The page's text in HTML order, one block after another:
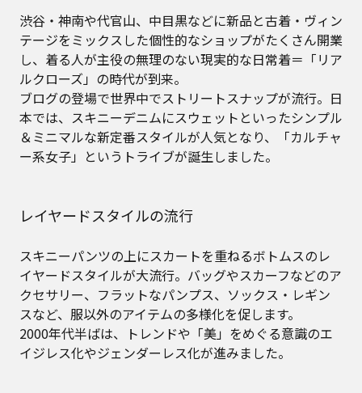
渋谷・神南や代官山、中目黒などに新品と古着・ヴィン
テージをミックスした個性的なショップがたくさん開業
し、着る人が主役の無理のない現実的な日常着＝「リア
ルクローズ」の時代が到来。
ブログの登場で世界中でストリートスナップが流行。日
本では、スキニーデニムにスウェットといったシンプル
＆ミニマルな新定番スタイルが人気となり、「カルチャ
ー系女子」というトライブが誕生しました。
レイヤードスタイルの流行
スキニーパンツの上にスカートを重ねるボトムスのレ
イヤードスタイルが大流行。バッグやスカーフなどのア
クセサリー、フラットなパンプス、ソックス・レギン
スなど、服以外のアイテムの多様化を促します。
2000年代半ばは、トレンドや「美」をめぐる意識のエ
イジレス化やジェンダーレス化が進みました。